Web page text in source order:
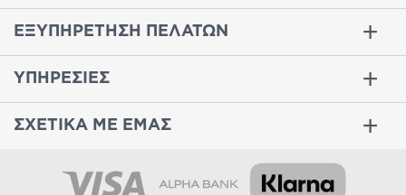
ΕΞΥΠΗΡΕΤΗΣΗ ΠΕΛΑΤΩΝ
ΥΠΗΡΕΣΙΕΣ
ΣΧΕΤΙΚΑ ΜΕ ΕΜΑΣ